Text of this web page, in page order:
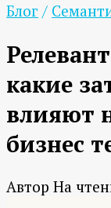
Блог /
какие
влияют
бизнес
Автор На